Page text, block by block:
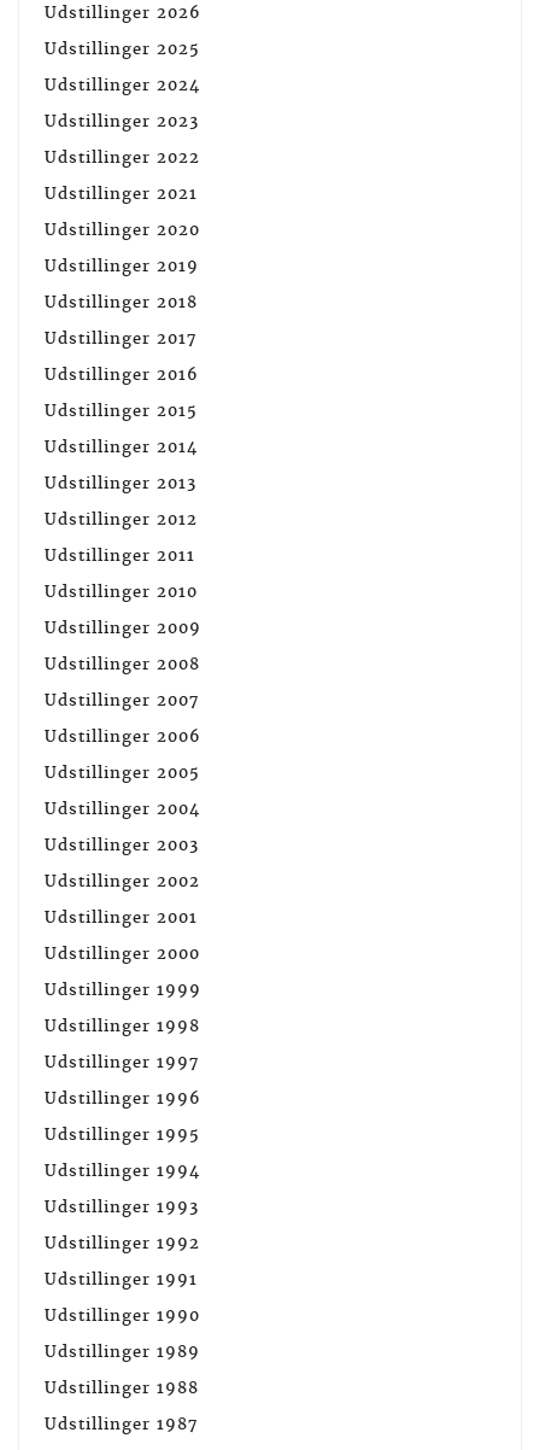
Udstillinger 2026
Udstillinger 2025
Udstillinger 2024
Udstillinger 2023
Udstillinger 2022
Udstillinger 2021
Udstillinger 2020
Udstillinger 2019
Udstillinger 2018
Udstillinger 2017
Udstillinger 2016
Udstillinger 2015
Udstillinger 2014
Udstillinger 2013
Udstillinger 2012
Udstillinger 2011
Udstillinger 2010
Udstillinger 2009
Udstillinger 2008
Udstillinger 2007
Udstillinger 2006
Udstillinger 2005
Udstillinger 2004
Udstillinger 2003
Udstillinger 2002
Udstillinger 2001
Udstillinger 2000
Udstillinger 1999
Udstillinger 1998
Udstillinger 1997
Udstillinger 1996
Udstillinger 1995
Udstillinger 1994
Udstillinger 1993
Udstillinger 1992
Udstillinger 1991
Udstillinger 1990
Udstillinger 1989
Udstillinger 1988
Udstillinger 1987